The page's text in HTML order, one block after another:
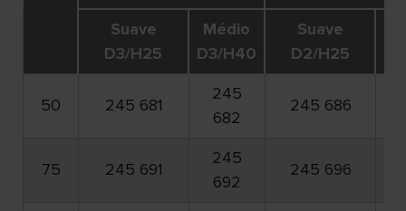
Suave
D3/H25
Médio
D3/H40
Suave
D2/H25
50 245 681
245
682
245 686
75 245 691
245
692
245 696